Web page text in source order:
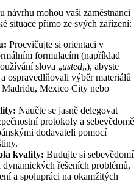
návrhu mohou vaši zaměstnanci
situace přímo ze svých zařízení:
Procvičujte si orientaci v
formulacím (například
slova „usted„), abyste
ospravedlňovali výběr materiálů
Madridu, Mexico City nebo
Naučte se jasně delegovat
protokoly a sebevědomě
dodavateli pomocí
kvality: Budujte si sebevědomí
řešeních problémů,
a spolupráci na okamžitých